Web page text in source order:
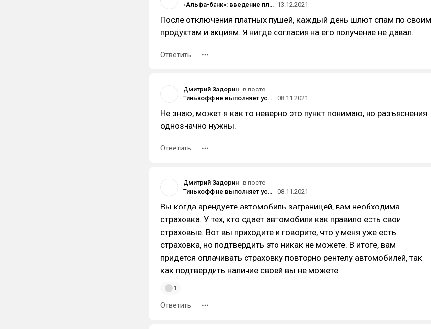
«Альфа-банк»: введение платных пуш-уведомлений 13.12.2021
После отключения платных пушей, каждый день шлют спам по своим
продуктам и акциям. Я нигде согласия на его получение не давал.
Ответить
Дмитрий Задорин в посте
Тинькофф не выполняет условия по предоставлению услуг Персонального менеджера на тарифе Премиум
08.11.2021
Не знаю, может я как то неверно это пункт понимаю, но разъяснения
однозначно нужны.
Ответить
Дмитрий Задорин в посте
Тинькофф не выполняет условия по предоставлению услуг Персонального менеджера на тарифе Премиум
08.11.2021
Вы когда арендуете автомобиль заграницей, вам необходима
страховка. У тех, кто сдает автомобили как правило есть свои
страховые. Вот вы приходите и говорите, что у меня уже есть
страховка, но подтвердить это никак не можете. В итоге, вам
придется оплачивать страховку повторно рентелу автомобилей, так
как подтвердить наличие своей вы не можете.
1
Ответить